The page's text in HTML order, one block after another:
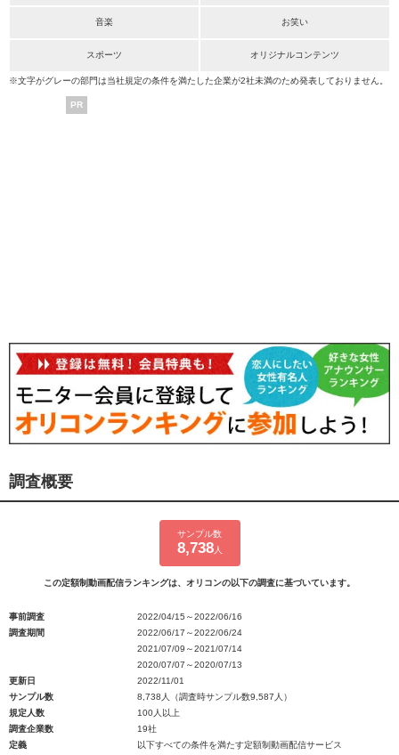
音楽 お笑い
スポーツ オリジナルコンテンツ
※文字がグレーの部門は当社規定の条件を満たした企業が2社未満のため発表しておりません。
PR
調査概要
サンプル数
8,738人
この定額制動画配信ランキングは、オリコンの以下の調査に基づいています。
事前調査
2022/04/15～2022/06/16
調査期間
2022/06/17～2022/06/24
2021/07/09～2021/07/14
2020/07/07～2020/07/13
更新日
2022/11/01
サンプル数
8,738人（調査時サンプル数9,587人）
規定人数
100人以上
調査企業数
19社
定義
以下すべての条件を満たす定額制動画配信サービス